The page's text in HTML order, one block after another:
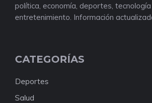
política, economía, deportes,
entretenimiento. Información
CATEGORÍAS
Deportes
Salud